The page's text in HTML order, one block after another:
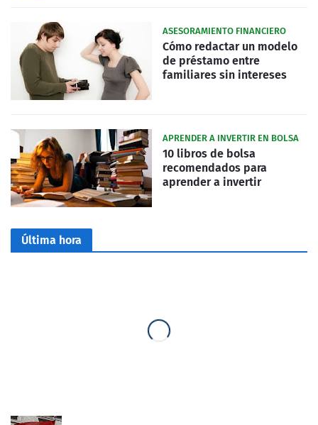
ASESORAMIENTO FINANCIERO
Cómo redactar un modelo
de préstamo entre
familiares sin intereses
APRENDER A INVERTIR EN BOLSA
10 libros de bolsa
recomendados para
aprender a invertir
Última hora